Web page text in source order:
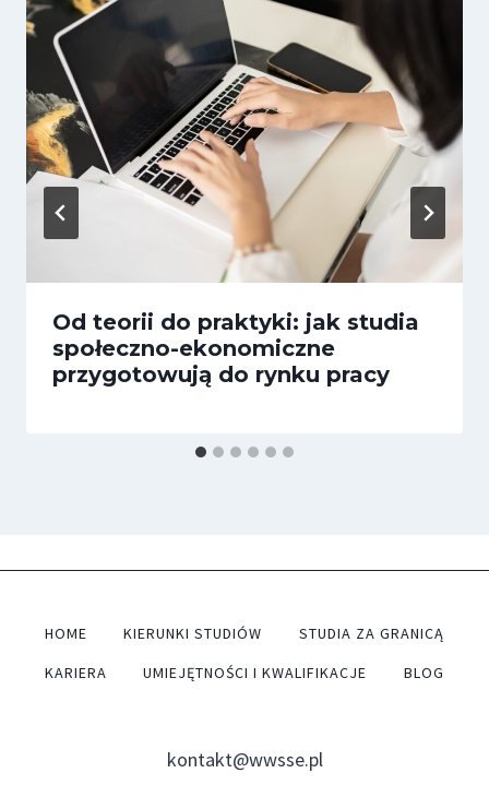
Od teorii do praktyki: jak studia
społeczno-ekonomiczne
przygotowują do rynku pracy
HOME KIERUNKI STUDIÓW
STUDIA ZA GRANICĄ
KARIERA
UMIEJĘTNOŚCI I KWALIFIKACJE BLOG
kontakt@wwsse.pl